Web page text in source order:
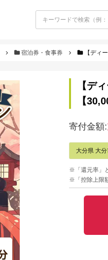
宿泊券・食事券 【ディ
【デ
【
寄付金額:
大分県 大
※「還元率」
※「控除上限